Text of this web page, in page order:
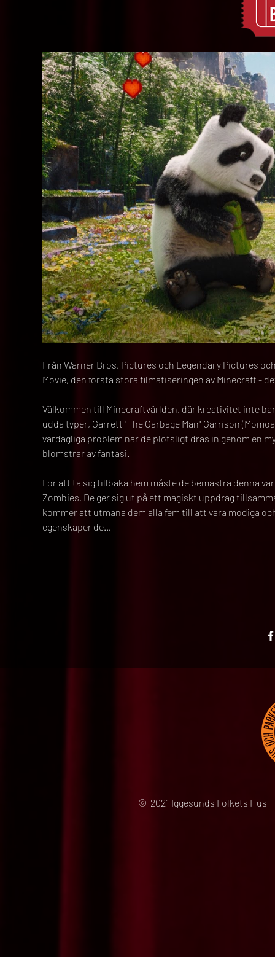
Från Warner Bros. Pictures och Legendary Pictures
Movie, den första stora filmatiseringen av Minecraft -
Välkommen till Minecraftvärlden, där kreativitet inte
udda typer, Garrett "The Garbage Man" Garrison
vardagliga problem när de plötsligt dras in genom en
blomstrar av fantasi.
För att ta sig tillbaka hem måste de bemästra denna
Zombies. De ger sig ut på ett magiskt uppdrag
kommer att utmana dem alla fem till att vara modiga
egenskaper de…
© 2021 Iggesunds Folkets